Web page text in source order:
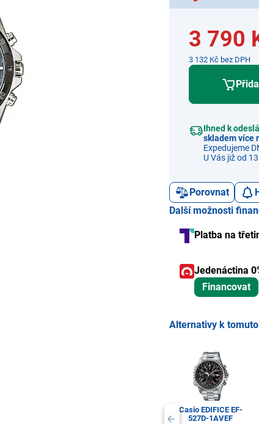
3 790
3 132 Kč bez DPH
Ihned k
skladem více
Expedujeme
U Vás již od
Porovnat
Další možnosti
Platba na
Jedenáctina
Financovat
Alternativy k
Casio EDIFICE EF-
527D-1AVEF